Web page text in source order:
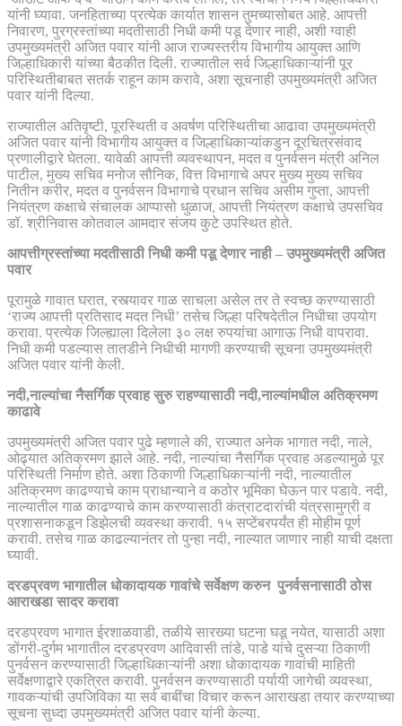
यांनी घ्यावा. जनहिताच्या प्रत्येक कार्यात शासन तुमच्यासोबत आहे. आपत्ती
निवारण, पुरग्रस्तांच्या मदतीसाठी निधी कमी पडू देणार नाही, अशी ग्वाही
उपमुख्यमंत्री अजित पवार यांनी आज राज्यस्तरीय विभागीय आयुक्त आणि
जिल्हाधिकारी यांच्या बैठकीत दिली. राज्यातील सर्व जिल्हाधिकाऱ्यांनी पूर
परिस्थितीबाबत सतर्क राहून काम करावे, अशा सूचनाही उपमुख्यमंत्री अजित
पवार यांनी दिल्या.
राज्यातील अतिवृष्टी, पूरस्थिती व अवर्षण परिस्थितीचा आढावा उपमुख्यमंत्री
अजित पवार यांनी विभागीय आयुक्त व जिल्हाधिकाऱ्यांकडुन दूरचित्रसंवाद
प्रणालीद्वारे घेतला. यावेळी आपत्ती व्यवस्थापन, मदत व पुनर्वसन मंत्री अनिल
पाटील, मुख्य सचिव मनोज सौनिक, वित्त विभागाचे अपर मुख्य मुख्य सचिव
नितीन करीर, मदत व पुनर्वसन विभागाचे प्रधान सचिव असीम गुप्ता, आपत्ती
नियंत्रण कक्षाचे संचालक आप्पासो धुळाज, आपत्ती नियंत्रण कक्षाचे उपसचिव
डॉ. श्रीनिवास कोतवाल आमदार संजय कुटे उपस्थित होते.
आपत्तीग्रस्तांच्या मदतीसाठी निधी कमी पडू देणार नाही – उपमुख्यमंत्री अजित
पवार
पूरामुळे गावात घरात, रस्त्यावर गाळ साचला असेल तर ते स्वच्छ करण्यासाठी
‘राज्य आपत्ती प्रतिसाद मदत निधी’ तसेच जिल्हा परिषदेतील निधीचा उपयोग
करावा. प्रत्येक जिल्ह्याला दिलेला ३० लक्ष रुपयांचा आगाऊ निधी वापरावा.
निधी कमी पडल्यास तातडीने निधीची मागणी करण्याची सूचना उपमुख्यमंत्री
अजित पवार यांनी केली.
नदी,नाल्यांचा नैसर्गिक प्रवाह सुरु राहण्यासाठी नदी,नाल्यांमधील अतिक्रमण
काढावे
उपमुख्यमंत्री अजित पवार पुढे म्हणाले की, राज्यात अनेक भागात नदी, नाले,
ओढ्यात अतिक्रमण झाले आहे. नदी, नाल्यांचा नैसर्गिक प्रवाह अडल्यामुळे पूर
परिस्थिती निर्माण होते. अशा ठिकाणी जिल्हाधिकाऱ्यांनी नदी, नाल्यातील
अतिक्रमण काढण्याचे काम प्राधान्याने व कठोर भूमिका घेऊन पार पडावे. नदी,
नाल्यातील गाळ काढण्याचे काम करण्यासाठी कंत्राटदारांची यंत्रसामुग्री व
प्रशासनाकडून डिझेलची व्यवस्था करावी. १५ सप्टेंबरपर्यंत ही मोहीम पूर्ण
करावी. तसेच गाळ काढल्यानंतर तो पुन्हा नदी, नाल्यात जाणार नाही याची दक्षता
घ्यावी.
दरडप्रवण भागातील धोकादायक गावांचे सर्वेक्षण करुन पुनर्वसनासाठी ठोस
आराखडा सादर करावा
दरडप्रवण भागात ईरशाळवाडी, तळीये सारख्या घटना घडू नयेत, यासाठी अशा
डोंगरी-दुर्गम भागातील दरडप्रवण आदिवासी तांडे, पाडे यांचे दुसऱ्या ठिकाणी
पुनर्वसन करण्यासाठी जिल्हाधिकाऱ्यांनी अशा धोकादायक गावांची माहिती
सर्वेक्षणाद्वारे एकत्रित करावी. पुनर्वसन करण्यासाठी पर्यायी जागेची व्यवस्था,
गावकऱ्यांची उपजिविका या सर्व बाबींचा विचार करून आराखडा तयार करण्याच्या
सूचना सुध्दा उपमुख्यमंत्री अजित पवार यांनी केल्या.